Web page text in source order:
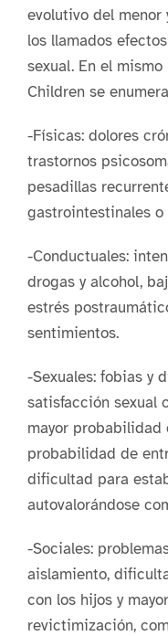
evolutivo del menor
los llamados
sexual. En el
Children se
-Físicas: dolores
trastornos
pesadillas
gastrointestinales o
-Conductuales:
drogas y alcohol,
estrés
sentimientos.
-Sexuales: fobias y
satisfacción sexual
mayor probabilidad
probabilidad de
dificultad para
autovalorándose
-Sociales:
aislamiento,
con los hijos y
revictimización,